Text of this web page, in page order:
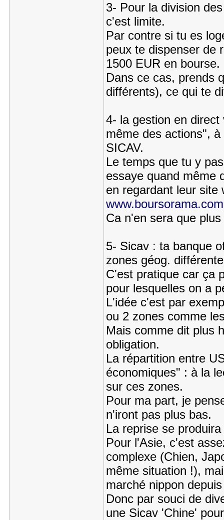
3- Pour la division
c'est limite.
Par contre si tu es
peux te dispenser de
1500 EUR en bourse.
Dans ce cas, prends
différents), ce qui te
4- la gestion en
même des actions",
SICAV.
Le temps que tu y
essaye quand même
en regardant leur site
www.boursorama.com
Ca n'en sera que
5- Sicav : ta banque
zones géog.
C'est pratique car ça
pour lesquelles on a
L'idée c'est par
ou 2 zones comme
Mais comme dit plus
obligation.
La répartition entre
économiques" : à la
sur ces zones.
Pour ma part, je
n'iront pas plus bas.
La reprise se
Pour l'Asie, c'est
complexe (Chien,
même situation !),
marché nippon
Donc par souci de
une Sicav 'Chine'